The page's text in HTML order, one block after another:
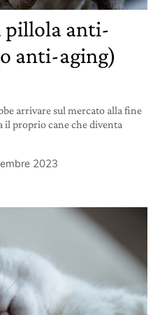
pillola anti-
anti-aging)
arrivare sul mercato alla fine
il proprio cane che diventa
2023